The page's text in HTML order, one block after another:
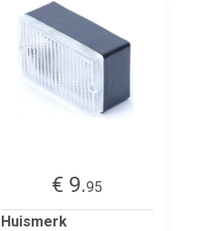
€ 9.95
Huismerk